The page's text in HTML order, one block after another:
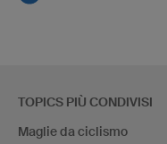
TOPICS PIÙ CONDIVISI
Maglie da ciclismo